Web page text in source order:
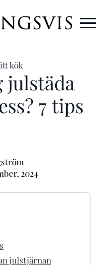
julstäda
7 tips
2024
julstjärnan